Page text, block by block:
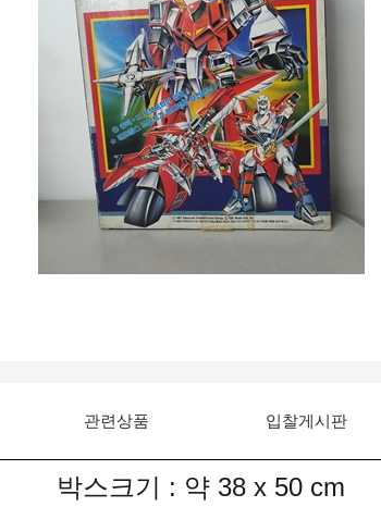
관련상품 입찰게시판
박스크기 : 약 38 x 50 cm